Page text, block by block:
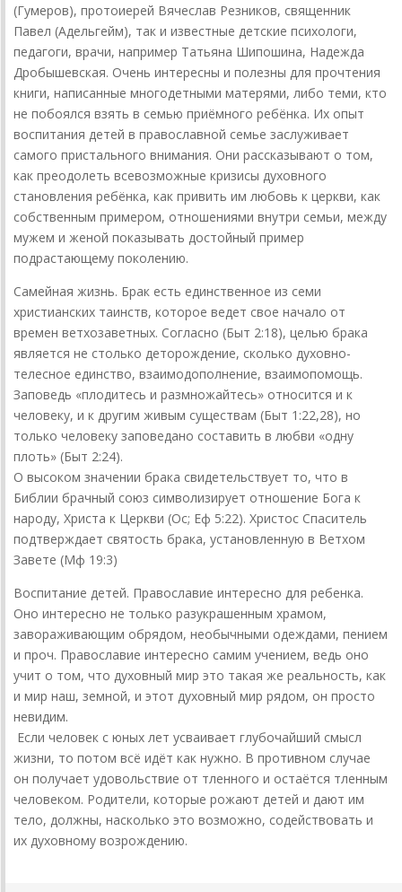
(Гумеров), протоиерей Вячеслав Резников, священник
Павел (Адельгейм), так и известные детские психологи,
педагоги, врачи, например Татьяна Шипошина, Надежда
Дробышевская. Очень интересны и полезны для прочтения
книги, написанные многодетными матерями, либо теми, кто
не побоялся взять в семью приёмного ребёнка. Их опыт
воспитания детей в православной семье заслуживает
самого пристального внимания. Они рассказывают о том,
как преодолеть всевозможные кризисы духовного
становления ребёнка, как привить им любовь к церкви, как
собственным примером, отношениями внутри семьи, между
мужем и женой показывать достойный пример
подрастающему поколению.
Самейная жизнь. Брак есть единственное из семи
христианских таинств, которое ведет свое начало от
времен ветхозаветных. Согласно (Быт 2:18), целью брака
является не столько деторождение, сколько духовно-
телесное единство, взаимодополнение, взаимопомощь.
Заповедь «плодитесь и размножайтесь» относится и к
человеку, и к другим живым существам (Быт 1:22,28), но
только человеку заповедано составить в любви «одну
плоть» (Быт 2:24).
О высоком значении брака свидетельствует то, что в
Библии брачный союз символизирует отношение Бога к
народу, Христа к Церкви (Ос; Еф 5:22). Христос Спаситель
подтверждает святость брака, установленную в Ветхом
Завете (Мф 19:3)
Воспитание детей. Православие интересно для ребенка.
Оно интересно не только разукрашенным храмом,
завораживающим обрядом, необычными одеждами, пением
и проч. Православие интересно самим учением, ведь оно
учит о том, что духовный мир это такая же реальность, как
и мир наш, земной, и этот духовный мир рядом, он просто
невидим.
Если человек с юных лет усваивает глубочайший смысл
жизни, то потом всё идёт как нужно. В противном случае
он получает удовольствие от тленного и остаётся тленным
человеком. Родители, которые рожают детей и дают им
тело, должны, насколько это возможно, содействовать и
их духовному возрождению.